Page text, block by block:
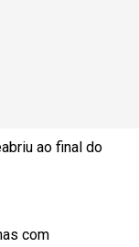
ao final do
com